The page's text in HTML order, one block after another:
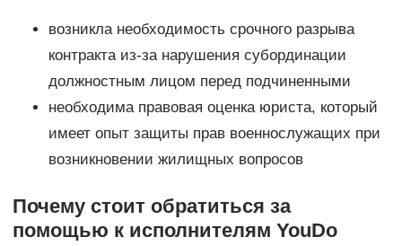
возникла необходимость срочного разрыва
контракта из-за нарушения субординации
должностным лицом перед подчиненными
необходима правовая оценка юриста, который
имеет опыт защиты прав военнослужащих при
возникновении жилищных вопросов
Почему стоит обратиться за
помощью к исполнителям YouDo